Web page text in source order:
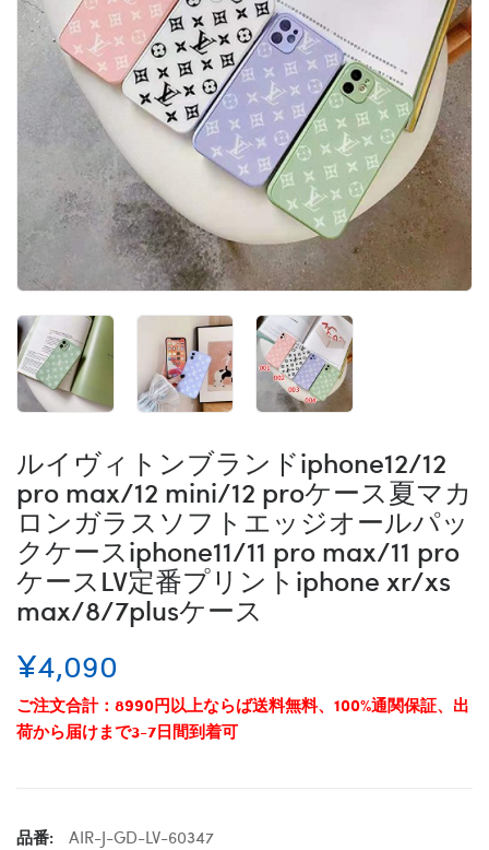
ルイヴィトンブランドiphone12/12
pro max/12 mini/12 proケース夏マカ
ロンガラスソフトエッジオールパッ
クケースiphone11/11 pro max/11 pro
ケースLV定番プリントiphone xr/xs
max/8/7plusケース
¥4,090
ご注文合計：8990円以上ならば送料無料、100%通関保証、出
荷から届けまで3-7日間到着可
品番:
AIR-J-GD-LV-60347